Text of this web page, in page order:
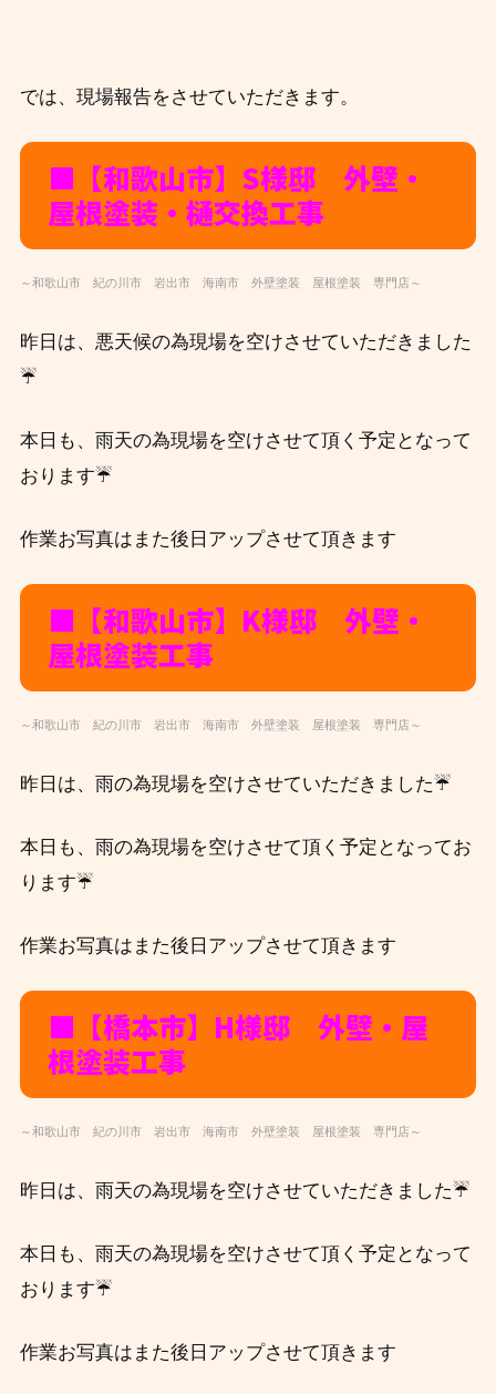
では、現場報告をさせていただきます。
■【和歌山市】S様邸 外壁・
屋根塗装・樋交換工事
～和歌山市 紀の川市 岩出市 海南市 外壁塗装 屋根塗装 専門店～
昨日は、悪天候の為現場を空けさせていただきました
☔
本日も 、 雨天の為現場を空けさせて頂く予定となって
おります☔
作業お写真はまた後日アップさせて頂きます
■【和歌山市】K様邸 外壁・
屋根塗装工事
～和歌山市 紀の川市 岩出市 海南市 外壁塗装 屋根塗装 専門店～
昨日は、雨の為現場を空けさせていただきました☔
本日も 、 雨の為現場を空けさせて頂く予定となってお
ります☔
作業お写真はまた後日アップさせて頂きます
■【橋本市】H様邸 外壁・屋
根塗装工事
～和歌山市 紀の川市 岩出市 海南市 外壁塗装 屋根塗装 専門店～
昨日は、雨天の為現場を空けさせていただきました☔
本日も、雨天の為現場を空けさせて頂く予定となって
おります☔
作業お写真はまた後日アップさせて頂きます